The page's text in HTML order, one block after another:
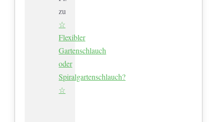
zu
☆
Flexibler
Gartenschlauch
oder
Spiralgartenschlauch?
☆